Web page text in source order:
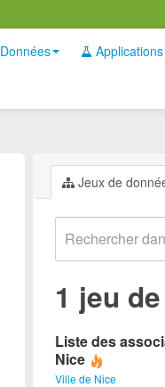
Données Applications
Jeux de
1 jeu
Liste des
Nice
Ville de Nice